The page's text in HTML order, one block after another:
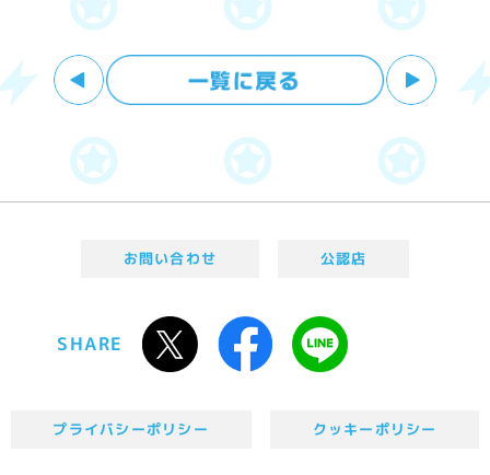
お問い合わせ 公認店
SHARE
プライバシーポリシー クッキーポリシー